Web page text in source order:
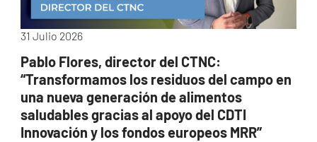
31 Julio 2026
Pablo Flores, director del CTNC:
“Transformamos los residuos del campo en
una nueva generación de alimentos
saludables gracias al apoyo del CDTI
Innovación y los fondos europeos MRR”